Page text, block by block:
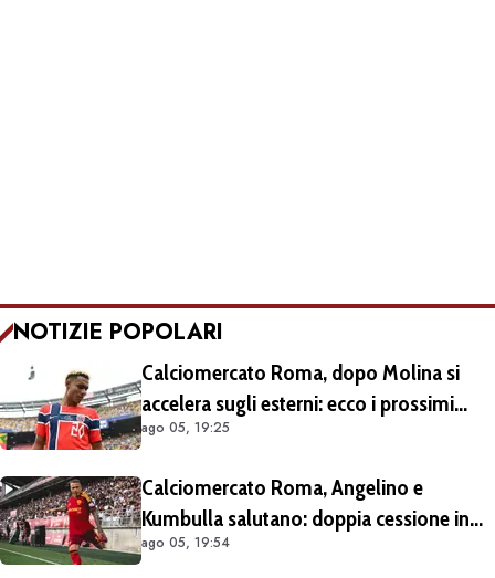
NOTIZIE POPOLARI
Calciomercato Roma, dopo Molina si
accelera sugli esterni: ecco i prossimi
obiettivi
ago 05, 19:25
Calciomercato Roma, Angelino e
Kumbulla salutano: doppia cessione in
Spagna
ago 05, 19:54